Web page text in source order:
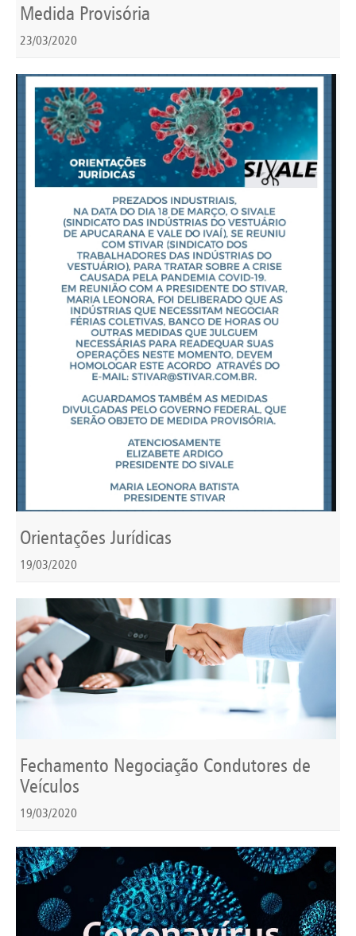
Medida Provisória
23/03/2020
Orientações Jurídicas
19/03/2020
Fechamento Negociação Condutores de
Veículos
19/03/2020